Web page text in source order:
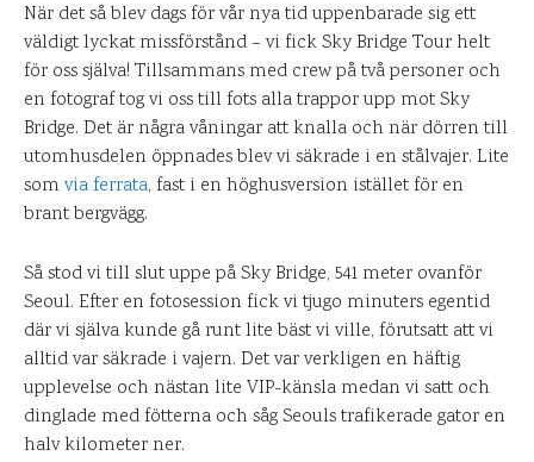
När det så blev dags för vår nya tid uppenbarade sig ett
väldigt lyckat missförstånd – vi fick Sky Bridge Tour helt
för oss själva! Tillsammans med crew på två personer och
en fotograf tog vi oss till fots alla trappor upp mot Sky
Bridge. Det är några våningar att knalla och när dörren till
utomhusdelen öppnades blev vi säkrade i en stålvajer. Lite
som via ferrata, fast i en höghusversion istället för en
brant bergvägg.
Så stod vi till slut uppe på Sky Bridge, 541 meter ovanför
Seoul. Efter en fotosession fick vi tjugo minuters egentid
där vi själva kunde gå runt lite bäst vi ville, förutsatt att vi
alltid var säkrade i vajern. Det var verkligen en häftig
upplevelse och nästan lite VIP-känsla medan vi satt och
dinglade med fötterna och såg Seouls trafikerade gator en
halv kilometer ner.